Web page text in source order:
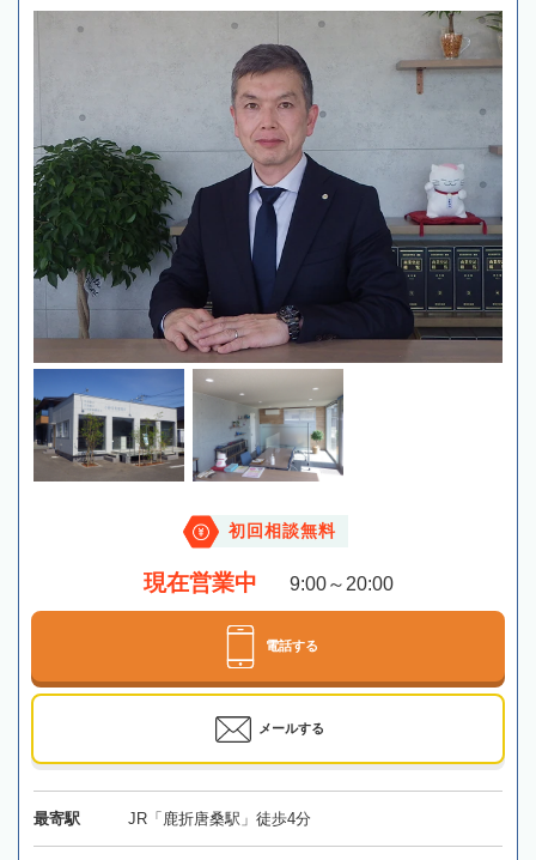
初回相談無料
現在営業中 9:00～20:00
電話する
メールする
最寄駅 JR「鹿折唐桑駅」徒歩4分